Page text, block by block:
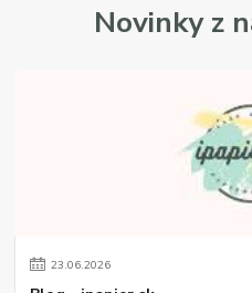
Novinky z
23.06.2026